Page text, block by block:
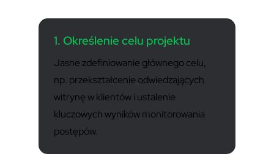
1. Określenie celu projektu
Jasne zdefiniowanie głównego celu,
np. przekształcenie odwiedzających
witrynę w klientów i ustalenie
kluczowych wyników monitorowania
postępów.